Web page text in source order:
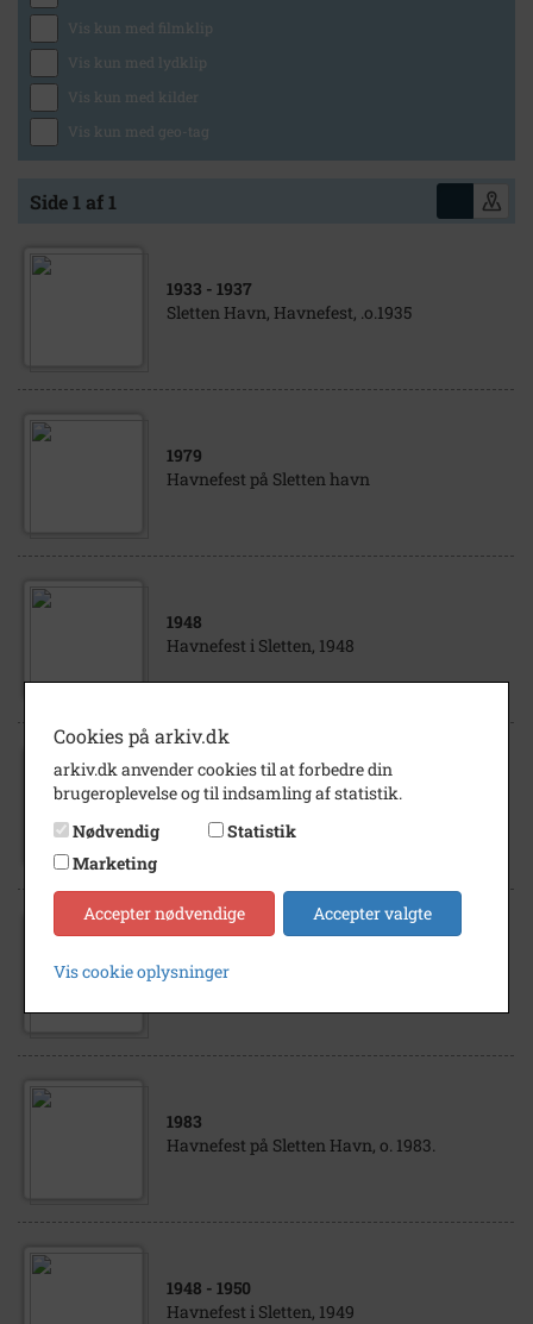
Vis kun med filmklip
Vis kun med lydklip
Vis kun med kilder
Vis kun med geo-tag
Side 1 af 1
1933 - 1937
Sletten Havn, Havnefest, .o.1935
1979
Havnefest på Sletten havn
1948
Havnefest i Sletten, 1948
1938
Havnefest i Sletten, 1963
1983
Havnefest på Sletten Havn, o. 1983.
1948 - 1950
Havnefest i Sletten, 1949
Cookies på arkiv.dk
arkiv.dk anvender cookies til at forbedre din
brugeroplevelse og til indsamling af statistik.
Nødvendig
Statistik
Marketing
Accepter nødvendige Accepter valgte
Vis cookie oplysninger